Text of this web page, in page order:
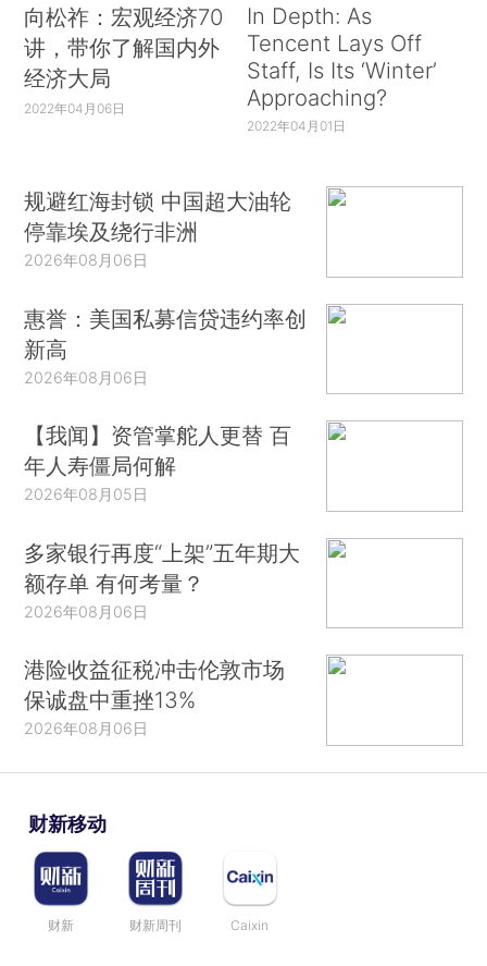
向松祚：宏观经济70
讲，带你了解国内外
经济大局
2022年04月06日
In Depth: As
Tencent Lays Off
Staff, Is Its ‘Winter’
Approaching?
2022年04月01日
规避红海封锁 中国超大油轮
停靠埃及绕行非洲
2026年08月06日
惠誉：美国私募信贷违约率创
新高
2026年08月06日
【我闻】资管掌舵人更替 百
年人寿僵局何解
2026年08月05日
多家银行再度“上架”五年期大
额存单 有何考量？
2026年08月06日
港险收益征税冲击伦敦市场
保诚盘中重挫13%
2026年08月06日
财新移动
财新 财新周刊 Caixin